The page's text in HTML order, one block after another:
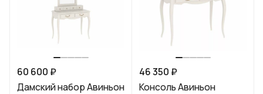
60 600 ₽
Дамский набор Авиньон
46 350 ₽
Консоль Авиньон